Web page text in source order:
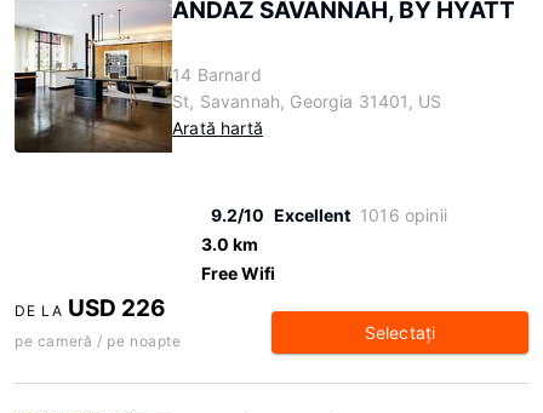
ANDAZ SAVANNAH, BY HYATT
14 Barnard
St, Savannah, Georgia 31401, US
Arată hartă
9.2/10 Excellent 1016 opinii
3.0 km
Free Wifi
DE LA USD 226
pe cameră / pe noapte Selectaţi